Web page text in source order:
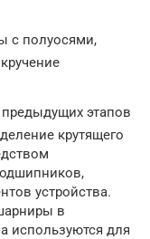
с полуосями,
этапов
крутящего
устройства.
в
используются для